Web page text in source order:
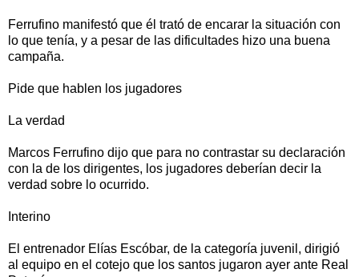
Ferrufino manifestó que él trató de encarar la situación con
lo que tenía, y a pesar de las dificultades hizo una buena
campaña.
Pide que hablen los jugadores
La verdad
Marcos Ferrufino dijo que para no contrastar su declaración
con la de los dirigentes, los jugadores deberían decir la
verdad sobre lo ocurrido.
Interino
El entrenador Elías Escóbar, de la categoría juvenil, dirigió
al equipo en el cotejo que los santos jugaron ayer ante Real